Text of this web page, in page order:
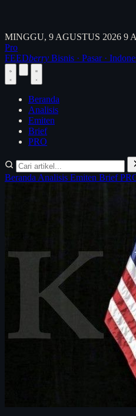
MINGGU, 9 AGUSTUS 2026 9
Pro
FEEDberry Bisnis · Pasar ·
Beranda
Analisis
Emiten
Brief
PRO
Beranda Analisis Emiten Brief